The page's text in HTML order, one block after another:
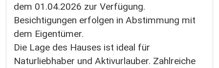
dem 01.04.2026 zur Verfügung.
Besichtigungen erfolgen in Abstimmung mit
dem Eigentümer.
Die Lage des Hauses ist ideal für
Naturliebhaber und Aktivurlauber. Zahlreiche